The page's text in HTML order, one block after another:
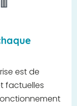
est de
factuelles